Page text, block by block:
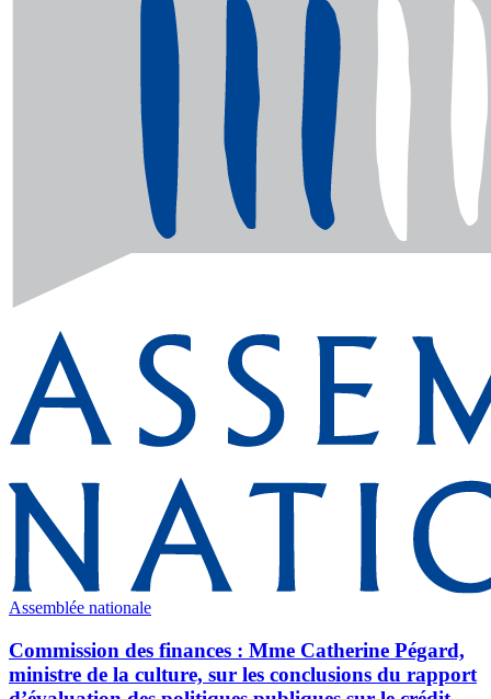
Assemblée nationale
Commission des finances : Mme Catherine Pégard,
ministre de la culture, sur les conclusions du rapport